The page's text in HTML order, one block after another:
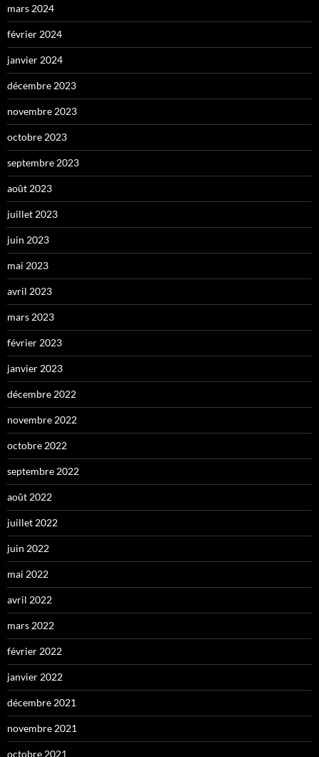
mars 2024
février 2024
janvier 2024
décembre 2023
novembre 2023
octobre 2023
septembre 2023
août 2023
juillet 2023
juin 2023
mai 2023
avril 2023
mars 2023
février 2023
janvier 2023
décembre 2022
novembre 2022
octobre 2022
septembre 2022
août 2022
juillet 2022
juin 2022
mai 2022
avril 2022
mars 2022
février 2022
janvier 2022
décembre 2021
novembre 2021
octobre 2021